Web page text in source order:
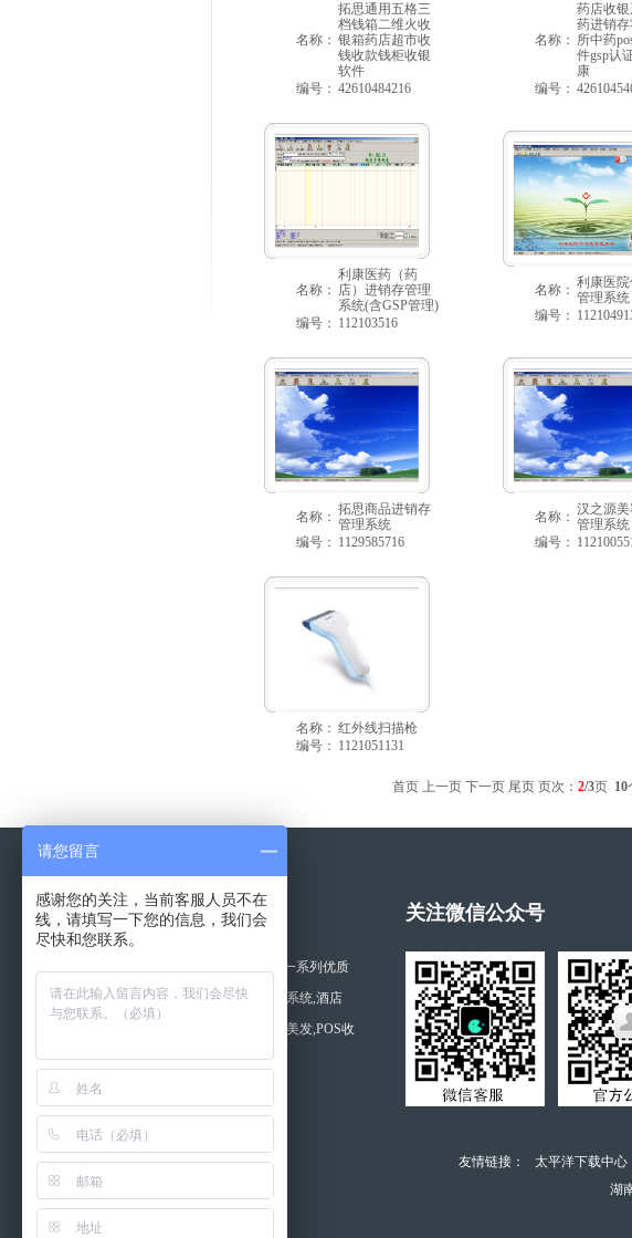
名称：
拓思通用五格三
档钱箱二维火收
银箱药店超市收
钱收款钱柜收银
软件
编号： 42610484216
名称：
药店收
药进销
所中药
件gsp认
康
编号：
名称：
利康医药（药
店）进销存管理
系统(含GSP管理)
编号： 112103516
名称： 利康医
管理系统
编号：
名称： 拓思商品进销存
管理系统
编号： 1129585716
名称： 汉之源
管理系统
编号：
名称： 红外线扫描枪
编号： 1121051131
首页 上一页 下一页 尾页页次： 2/3页 10
关于拓思软件
湖南长沙拓思软件公司开发一系列优质
的软件产品,如利康药店管理系统,酒店
管,美容,商品,桑拿,医院,美容美发,POS收
银软件等。
查看更多 >>
关注微信公众号
友情链接： 太平洋下载中心
湖
请您留言
感谢您的关注，当前客服人员不在
线，请填写一下您的信息，我们会
尽快和您联系。